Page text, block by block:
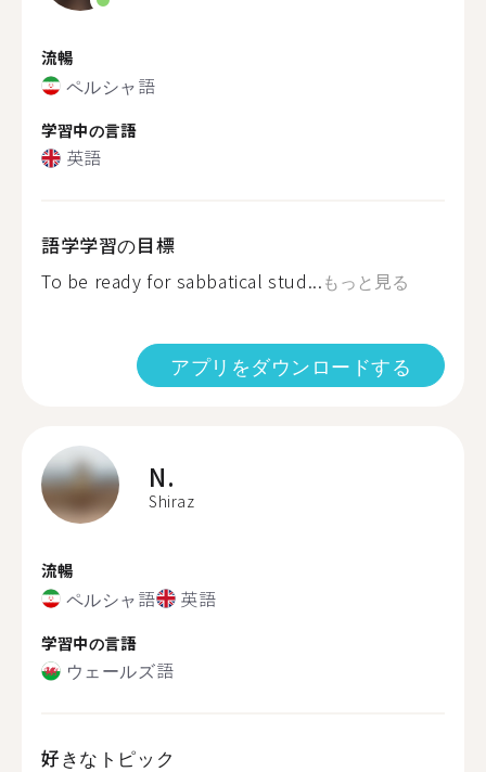
流暢
ペルシャ語
学習中の言語
英語
語学学習の目標
To be ready for sabbatical stud...もっと見る
アプリをダウンロードする
N.
Shiraz
流暢
ペルシャ語 英語
学習中の言語
ウェールズ語
好きなトピック